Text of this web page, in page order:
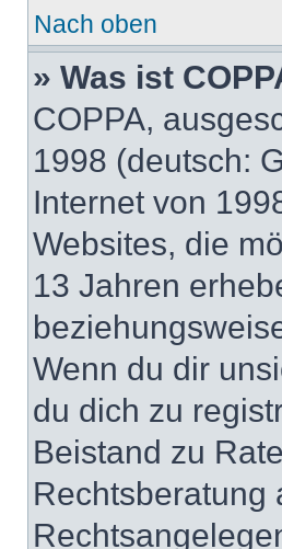
Nach oben
» Was ist
COPPA,
1998 (deutsch:
Internet von
Websites, die
13 Jahren
Wenn du dir
du dich zu
Beistand zu
Rechtsberatung